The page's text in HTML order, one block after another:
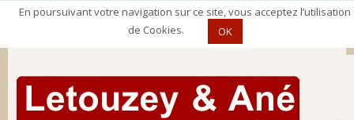
En poursuivant votre navigation sur ce site, vous acceptez l’utilisation
de Cookies.
OK